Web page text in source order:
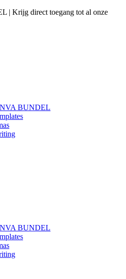
| Krijg direct toegang tot al onze
BUNDEL
BUNDEL